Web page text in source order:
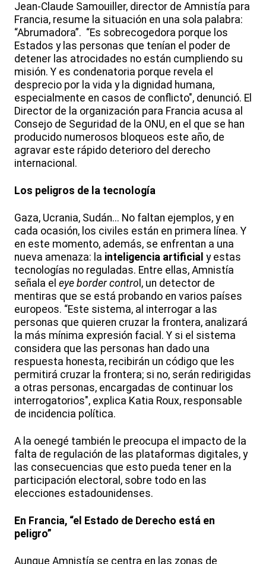
Jean-Claude Samouiller, director de Amnistía para
Francia, resume la situación en una sola palabra:
“Abrumadora”. “Es sobrecogedora porque los
Estados y las personas que tenían el poder de
detener las atrocidades no están cumpliendo su
misión. Y es condenatoria porque revela el
desprecio por la vida y la dignidad humana,
especialmente en casos de conflicto", denunció. El
Director de la organización para Francia acusa al
Consejo de Seguridad de la ONU, en el que se han
producido numerosos bloqueos este año, de
agravar este rápido deterioro del derecho
internacional.
Los peligros de la tecnología
Gaza, Ucrania, Sudán... No faltan ejemplos, y en
cada ocasión, los civiles están en primera línea. Y
en este momento, además, se enfrentan a una
nueva amenaza: la inteligencia artificial y estas
tecnologías no reguladas. Entre ellas, Amnistía
señala el eye border contro l, un detector de
mentiras que se está probando en varios países
europeos. “Este sistema, al interrogar a las
personas que quieren cruzar la frontera, analizará
la más mínima expresión facial. Y si el sistema
considera que las personas han dado una
respuesta honesta, recibirán un código que les
permitirá cruzar la frontera; si no, serán redirigidas
a otras personas, encargadas de continuar los
interrogatorios", explica Katia Roux, responsable
de incidencia política.
A la oenegé también le preocupa el impacto de la
falta de regulación de las plataformas digitales, y
las consecuencias que esto pueda tener en la
participación electoral, sobre todo en las
elecciones estadounidenses.
En Francia, “el Estado de Derecho está en
peligro”
Aunque Amnistía se centra en las zonas de